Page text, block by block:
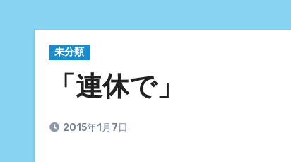
未分類
「連休で」
2015年1月7日